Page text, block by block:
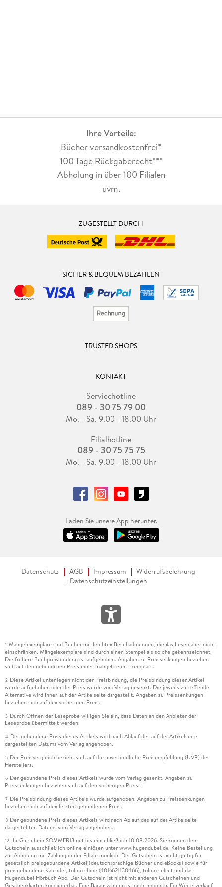
Ihre Vorteile:
Bücher versandkostenfrei*
100 Tage Rückgaberecht***
Abholung in über 100 Filialen
uvm.
ZUGESTELLT DURCH
SICHER & BEQUEM BEZAHLEN
TRUSTED SHOPS
KONTAKT
Servicehotline
089 - 30 75 79 00
Mo. - Sa. 9.00 - 18.00 Uhr
Filialhotline
089 - 30 75 75 75
Mo. - Sa. 9.00 - 18.00 Uhr
Laden Sie unsere App herunter.
Datenschutz AGB Impressum
Widerrufsbelehrung
Datenschutzeinstellungen
1 Mängelexemplare sind Bücher mit leichten Beschädigungen, die das Lesen aber nicht
einschränken. Mängelexemplare sind durch einen Stempel als solche gekennzeichnet.
Die frühere Buchpreisbindung ist aufgehoben. Angaben zu Preissenkungen beziehen
sich auf den gebundenen Preis eines mangelfreien Exemplars.
2 Diese Artikel unterliegen nicht der Preisbindung, die Preisbindung dieser Artikel
wurde aufgehoben oder der Preis wurde vom Verlag gesenkt. Die jeweils zutreffende
Alternative wird Ihnen auf der Artikelseite dargestellt. Angaben zu Preissenkungen
beziehen sich auf den vorherigen Preis.
3 Durch Öffnen der Leseprobe willigen Sie ein, dass Daten an den Anbieter der
Leseprobe übermittelt werden.
4 Der gebundene Preis dieses Artikels wird nach Ablauf des auf der Artikelseite
dargestellten Datums vom Verlag angehoben.
5 Der Preisvergleich bezieht sich auf die unverbindliche Preisempfehlung (UVP) des
Herstellers.
6 Der gebundene Preis dieses Artikels wurde vom Verlag gesenkt. Angaben zu
Preissenkungen beziehen sich auf den vorherigen Preis.
7 Die Preisbindung dieses Artikels wurde aufgehoben. Angaben zu Preissenkungen
beziehen sich auf den letzten gebundenen Preis.
8 Der gebundene Preis dieses Artikels wird nach Ablauf des auf der Artikelseite
dargestellten Datums vom Verlag angehoben.
12 Ihr Gutschein SOMMER13 gilt bis einschließlich 10.08.2026. Sie können den
Gutschein ausschließlich online einlösen unter www.hugendubel.de. Keine Bestellung
zur Abholung mit Zahlung in der Filiale möglich. Der Gutschein ist nicht gültig für
gesetzlich preisgebundene Artikel (deutschsprachige Bücher und eBooks) sowie für
preisgebundene Kalender, tolino shine (4016621130466), tolino select und das
Hugendubel Hörbuch Abo. Der Gutschein ist nicht mit anderen Gutscheinen und
Geschenkkarten kombinierbar. Eine Barauszahlung ist nicht möglich. Ein Weiterverkauf